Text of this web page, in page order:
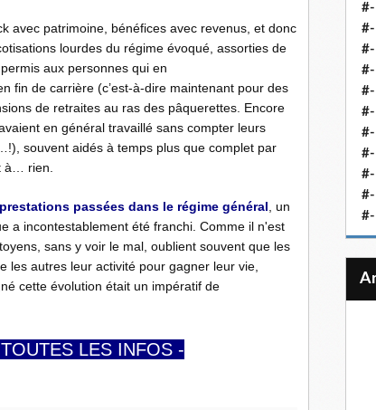
avec patrimoine, bénéfices avec revenus, et donc
lourdes du régime évoqué, assorties de
aux personnes qui en
fin de carrière (c’est-à-dire maintenant pour des
de retraites au ras des pâquerettes. Encore
en général travaillé sans compter leurs
souvent aidés à temps plus que complet par
à… rien.
passées dans le régime général , un
a incontestablement été franchi. Comme il n'est
sans y voir le mal, oublient souvent que les
les autres leur activité pour gagner leur vie,
cette évolution était un impératif de
LES INFOS -
#-
#-
#-
#-
#-
#-